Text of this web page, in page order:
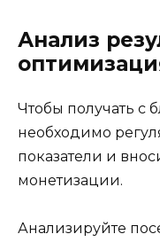
Анализ
Чтобы получать с
необходимо
показатели и
монетизации.
Анализируйте